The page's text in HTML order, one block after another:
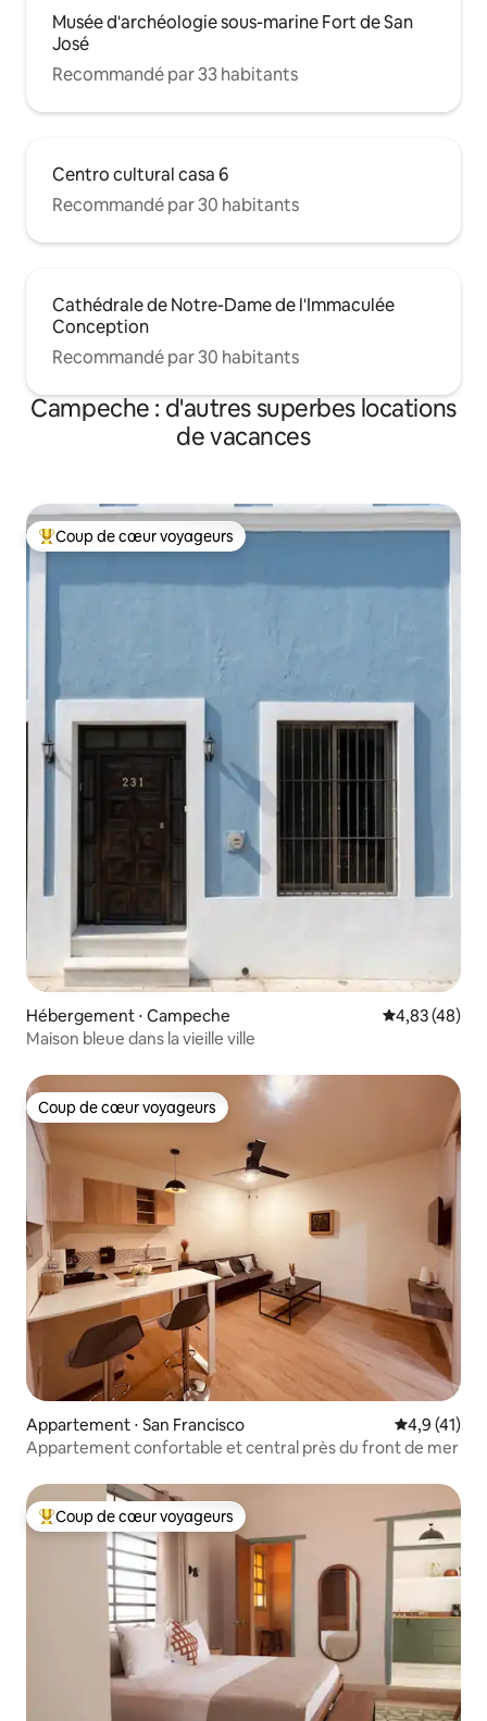
Musée d'archéologie sous-marine Fort de San
José
Recommandé par 33 habitants
Centro cultural casa 6
Recommandé par 30 habitants
Cathédrale de Notre-Dame de l'Immaculée
Conception
Recommandé par 30 habitants
Campeche : d'autres superbes locations
de vacances
Coups de cœur voyageurs les plus appréciés
Coup de cœur voyageurs
Hébergement ⋅ Campeche Évaluation
4,83 (48)
Maison bleue dans la vieille ville
Coup de cœur voyageurs
Coup de cœur voyageurs
Appartement ⋅ San Francisco Évaluation
4,9 (41)
Appartement confortable et central près du front de mer
Coups de cœur voyageurs les plus appréciés
Coup de cœur voyageurs